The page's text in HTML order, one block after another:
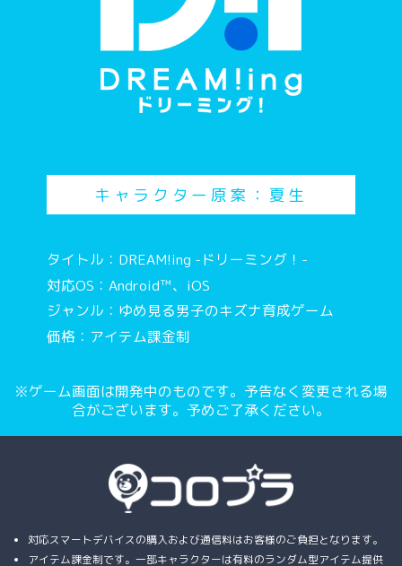
キャラクター原案：夏生
タイトル：DREAM!ing -ドリーミング！-
対応OS：Android™、iOS
ジャンル：ゆめ見る男子のキズナ育成ゲーム
価格：アイテム課金制
※ゲーム画面は開発中のものです。予告なく変更される場
合がございます。予めご了承ください。
対応スマートデバイスの購入および通信料はお客様のご負担となります。
アイテム課金制です。一部キャラクターは有料のランダム型アイテム提供